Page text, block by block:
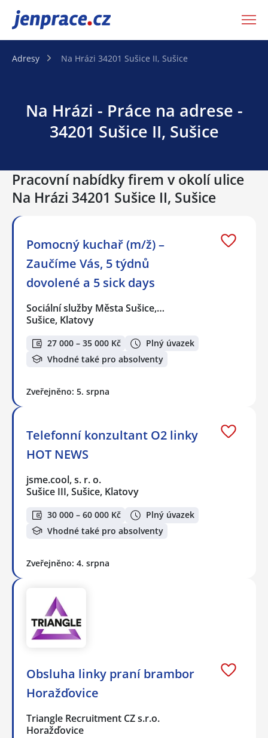
JenPráce.cz
Adresy Na Hrázi 34201 Sušice II, Sušice
Na Hrázi - Práce na adrese -
34201 Sušice II, Sušice
Pracovní nabídky firem v okolí ulice
Na Hrázi 34201 Sušice II, Sušice
Pomocný kuchař (m/ž) –
Zaučíme Vás, 5 týdnů
dovolené a 5 sick days
Sociální služby Města Sušice,…
Sušice, Klatovy
27 000 – 35 000 Kč
Plný úvazek
Vhodné také pro absolventy
Zveřejněno: 5. srpna
Telefonní konzultant O2 linky
HOT NEWS
jsme.cool, s. r. o.
Sušice III, Sušice, Klatovy
30 000 – 60 000 Kč
Plný úvazek
Vhodné také pro absolventy
Zveřejněno: 4. srpna
Obsluha linky praní brambor
Horažďovice
Triangle Recruitment CZ s.r.o.
Horažďovice